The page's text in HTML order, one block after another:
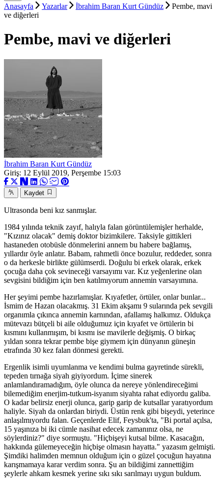
Anasayfa Yazarlar İbrahim Baran Kurt Gündüz
Pembe, mavi
ve diğerleri
Pembe, mavi ve diğerleri
İbrahim Baran Kurt Gündüz
Giriş: 12 Eylül 2019, Perşembe 15:03
Kaydet
Ultrasonda beni kız sanmışlar.
1984 yılında teknik zayıf, halıyla falan görüntülemişler herhalde,
"Kızınız olacak" demiş doktor bizimkilere. Taksiyle gittikleri
hastaneden otobüsle dönmelerini annem bu habere bağlamış,
yıllardır öyle anlatır. Babam, rahmetli önce bozulur, reddeder, sonra
o da herkesle birlikte gülümserdi. Doğulu bi erkek olarak, erkek
çocuğa daha çok sevineceği varsayımı var. Kız yeğenlerine olan
sevgisini bildiğim için ben katılmıyorum annemin varsayımına.
Her şeyimi pembe hazırlamışlar. Kıyafetler, örtüler, onlar bunlar...
İsmim de Hazan olacakmış. 31 Ekim akşamı 9 sularında pek sevgili
organımla çıkınca annemin karnından, afallamış halkımız. Oldukça
mütevazı bütçeli bi aile olduğumuz için kıyafet ve örtülerin bi
kısmını kullanmışım, bi kısmı ise mavilerle değişmiş. O birkaç
yıldan sonra tekrar pembe bişe giymem için dünyanın güneşin
etrafında 30 kez falan dönmesi gerekti.
Ergenlik isimli uyumlanma ve kendimi bulma gayretinde sürekli,
tepeden tırnağa siyah giyiyordum. İçime sinerek
anlamlandıramadığım, öyle olunca da nereye yönlendireceğimi
bilemediğim enerjim-tutkum-isyanım siyahta rahat ediyordu galiba.
O kadar belirsiz enerji olunca, garip garip de kutsallar yaratıyordum
haliyle. Siyah da onlardan biriydi. Üstün renk gibi bişeydi, yeterince
anlaşılmıyordu falan. Geçenlerde Elif, Feysbuk'ta, "Bi portal açılsa,
15 yaşınıza bi iki cümle nasihat edecek zamanınız olsa, ne
söylerdiniz?" diye sormuştu. "Hiçbişeyi kutsal bilme. Kasacağın,
hakkında gülemeyeceğin hiçbişe olmasın hayatta." yazasım gelmişti.
Şimdiki halimden memnun olduğum için o güzel çocuğun hayatına
karışmamaya karar verdim sonra. Şu an bildiğimi zannettiğim
şeylerle ahkam kesmek yerine sıkı sıkı sarılmayı uygun buldum.